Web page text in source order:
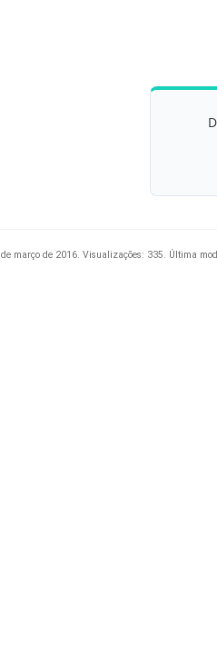
março de 2016. Visualizações: 335. Última